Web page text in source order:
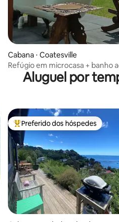
Cabana ⋅ Coatesville
Refúgio em microcasa + banho
sob as estrelas
Aluguel por
avaliação média de 5, 8
Entre os melhores preferidos dos
Preferido dos hóspedes